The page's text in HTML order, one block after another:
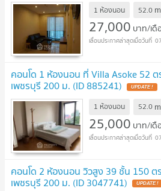
1 ห้องนอน 52.0 m
27,000 บาท/เดื
คอนโด 1 ห้องนอน ที่ Villa Asoke 52 ต
เพชรบุรี 200 ม. (ID 885241) UPDATE !
1 ห้องนอน 52.0 m
25,000 บาท/เดื
คอนโด 2 ห้องนอน วิวสูง 39 ชั้น 150 ต
เพชรบุรี 200 ม. (ID 3047741) UPDATE !